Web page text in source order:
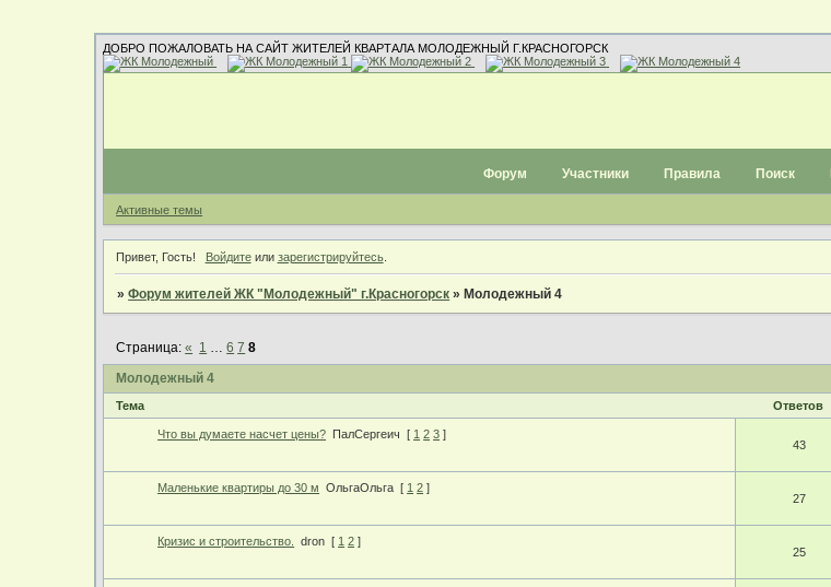
ДОБРО ПОЖАЛОВАТЬ НА САЙТ ЖИТЕЛЕЙ КВАРТАЛА МОЛОДЕЖНЫЙ Г.КРАСНОГОРСК
Форум Участники Правила Поиск
Активные темы
Привет, Гость! Войдитеили зарегистрируйтесь.
»Форум жителей ЖК "Молодежный" г.Красногорск » Молодежный 4
Молодежный 4
Страница:« 1 6 7 8
Тема Ответов
Что вы думаете насчет цены? ПалСергеич [ 1 2 3 ]
43
Маленькие квартиры до 30 м ОльгаОльга [ 1 2 ]
27
Кризис и строительство. dron [ 1 2 ]
25